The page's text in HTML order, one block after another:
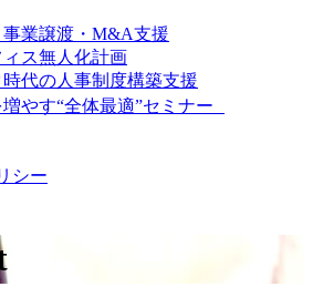
業譲渡・M&A支援
ス無人化計画
代の人事制度構築支援
やす“全体最適”セミナー
シー